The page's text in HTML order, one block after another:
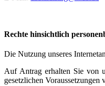
Rechte hinsichtlich
Die Nutzung unseres
Auf Antrag erhalten Sie von
gesetzlichen